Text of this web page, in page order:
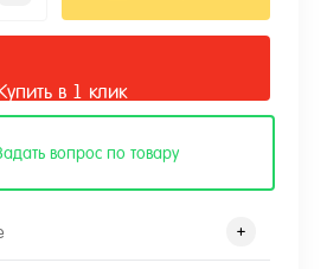
в 1 клик
вопрос по товару